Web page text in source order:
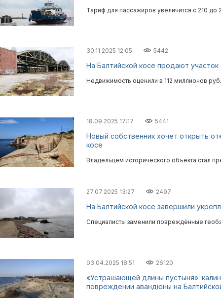
Тариф для пассажиров увеличится с 210 до
30.11.2025 12:05 5442
На Балтийской косе продают
Недвижимость оценили в 112 миллионов
18.09.2025 17:17 5441
Новый собственник хочет открыть
косе
Владельцем исторического объекта стал
27.07.2025 13:27 2497
На Балтийской косе завершили
Специалисты заменили повреждённые
03.04.2025 18:51 26120
«Устрашающей длины пустыня»:
повреждении авандюны на